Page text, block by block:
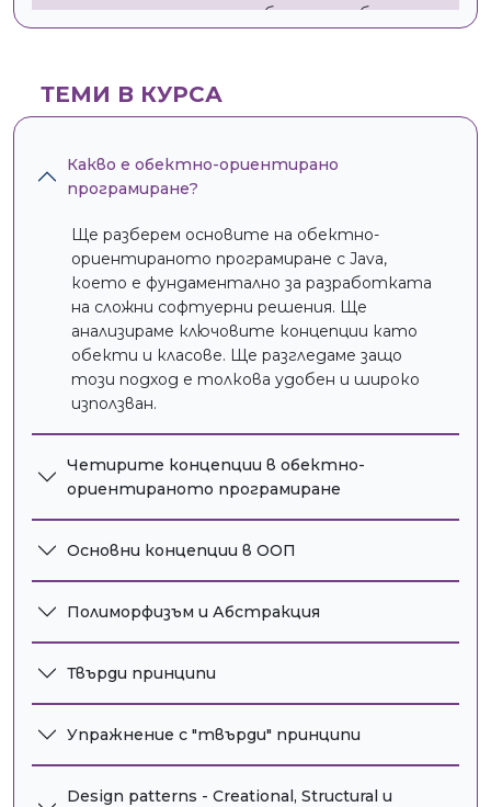
лесна интеграция на бази данни без
Spring Boot
Ще изграждаш RESTful API и ще научиш
чрез Spring Boot, както и как да
обработваш HTTP заявки.
Тестове и сигурност
Ще научиш как да пишеш
автоматизирани тестове и как да
правиш сигурни уеб приложения със
Spring Security.
ТЕМИ В КУРСА
Какво е обектно-ориентирано
програмиране?
Ще разберем основите на обектно-
ориентираното програмиране с Java,
което е фундаментално за разработката
на сложни софтуерни решения. Ще
анализираме ключовите концепции като
обекти и класове. Ще разгледаме защо
този подход е толкова удобен и широко
използван.
Четирите концепции в обектно-
ориентираното програмиране
Основни концепции в OOП
Полиморфизъм и Абстракция
Твърди принципи
Упражнение с "твърди" принципи
Design patterns - Creational, Structural и